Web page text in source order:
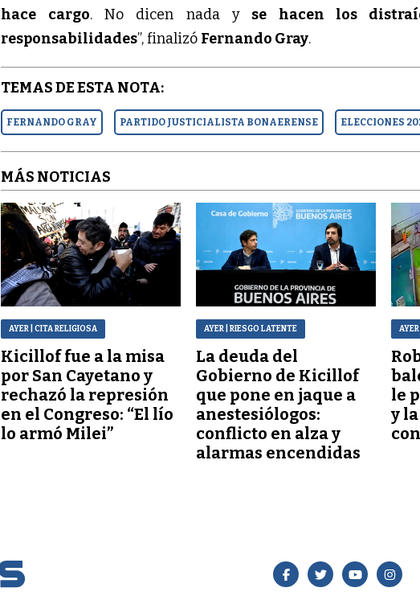
hace cargo. No dicen nada yse hacen los
responsabilidades”, finalizó Fernando Gray.
TEMAS DE ESTA NOTA:
FERNANDO GRAY PARTIDO JUSTICIALISTA BONAERENSE ELECCIONES
MÁS NOTICIAS
AYER | CITA RELIGIOSA
Kicillof fue a la misa
por San Cayetano y
rechazó la represión
en el Congreso: “El lío
lo armó Milei”
AYER | RIESGO LATENTE
La deuda del
Gobierno de Kicillof
que pone en jaque a
anestesiólogos:
conflicto en alza y
alarmas encendidas
AYER
le
y